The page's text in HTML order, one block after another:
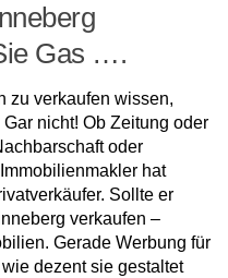
Gas ….
zu verkaufen wissen,
nicht! Ob Zeitung oder
oder
hat
Sollte er
verkaufen –
Gerade Werbung für
dezent sie gestaltet